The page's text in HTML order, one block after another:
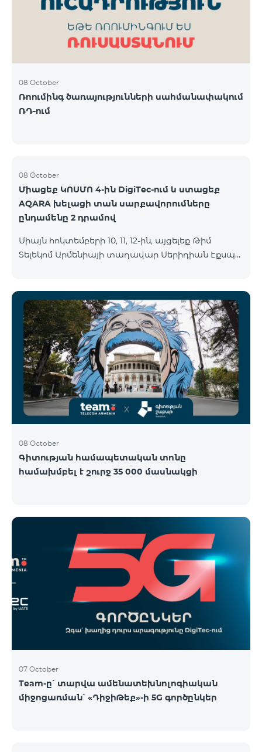
08 October
Ռոումինգ ծառայությունների սահմանափակում
ՌԴ-ում
08 October
Միացեք ԿՈՍՄՈ 4-ին DigiTec-ում և ստացեք
AQARA խելացի տան սարքավորումները
ընդամենը 2 դրամով
Միայն հոկտեմբերի 10, 11, 12-ին, այցելեք Թիմ
Տելեկոմ Արմենիայի տաղավար Մերիդիան Էքսպո
փաթեթներից որևէ մեկին 12 ամիս
բաժանորդագրությամբ և ստացեք
հնարավորություն ձեռք բերել AQARA Խելացի Տան
համակարգերը ընդամենը 2 դրամով․ AQARA
Խելացի Տեսախցիկ E1 (Smart Camera E1) AQARA
Ղեկավարման Սարք M100 (Hub M100) Միանալու
համար պարզապես պետք է անձնագրով
մոտենալ տաղավար։ Առաջարկը գործում է միայն
նոր միացող բաժանորդ
08 October
Գիտության համապետական տոնը
համախմբել է շուրջ 35 000 մասնակցի
07 October
Team-ը՝ տարվա ամենատեխնոլոգիական
միջոցառման՝ «ԴիջիԹեք»-ի 5G գործընկեր